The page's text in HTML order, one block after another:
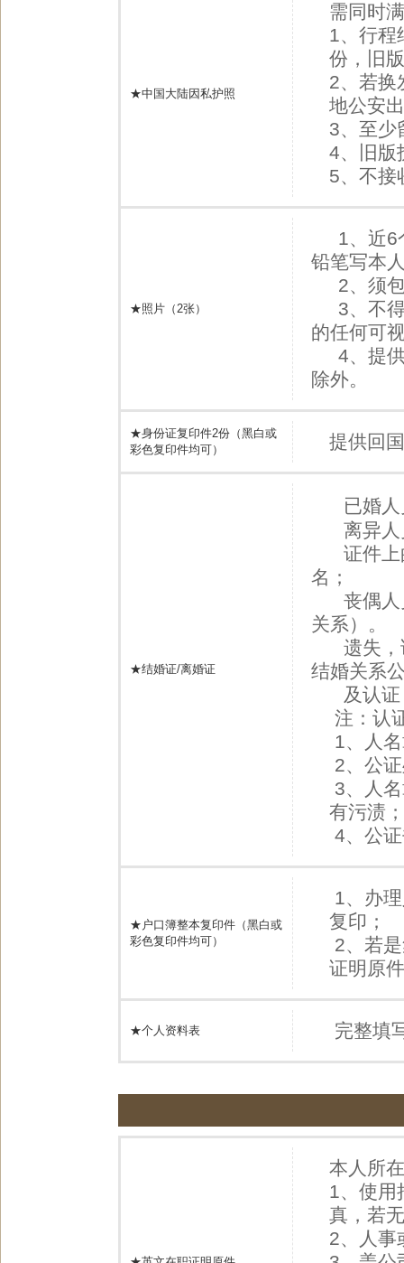
★中国大陆因私护照
需同时
1、行程
份，旧
2、若换
地公安
3、至少
4、旧版
5、不接
★照片（2张）
1、近6
铅笔写本
2、须包
3、不得
的任何可
4、提供
除外。
★身份证复印件2份（黑白或
彩色复印件均可）
提供回
★结婚证/离婚证
已婚
离异人
证件上
名；
丧偶人
关系）。
遗失，
结婚关系
及认证
注：认
1、人
2、公
3、人
有污渍
4、公
★户口簿整本复印件（黑白或
彩色复印件均可）
1、办
复印；
2、若
证明原
★个人资料表 完整填
本人所
1、使用
真，若
2、人事